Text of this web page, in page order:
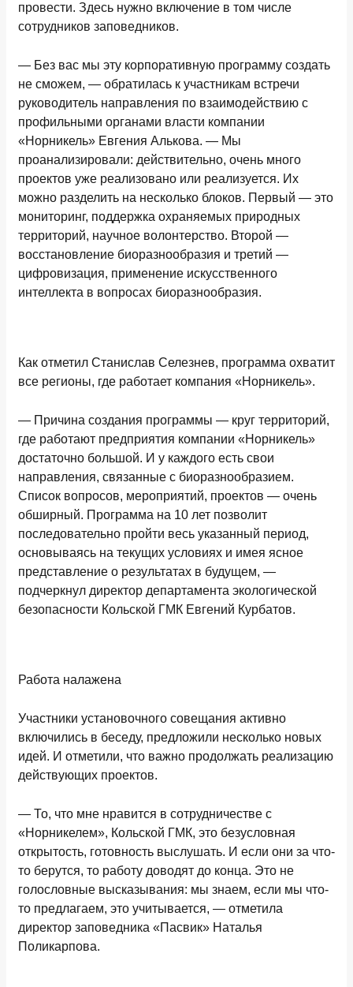
провести. Здесь нужно включение в том числе
сотрудников заповедников.
— Без вас мы эту корпоративную программу создать
не сможем, — обратилась к участникам встречи
руководитель направления по взаимодействию с
профильными органами власти компании
«Норникель» Евгения Алькова. — Мы
проанализировали: действительно, очень много
проектов уже реализовано или реализуется. Их
можно разделить на несколько блоков. Первый — это
мониторинг, поддержка охраняемых природных
территорий, научное волонтерство. Второй —
восстановление биоразнообразия и третий —
цифровизация, применение искусственного
интеллекта в вопросах биоразнообразия.
Как отметил Станислав Селезнев, программа охватит
все регионы, где работает компания «Норникель».
— Причина создания программы — круг территорий,
где работают предприятия компании «Норникель»
достаточно большой. И у каждого есть свои
направления, связанные с биоразнообразием.
Список вопросов, мероприятий, проектов — очень
обширный. Программа на 10 лет позволит
последовательно пройти весь указанный период,
основываясь на текущих условиях и имея ясное
представление о результатах в будущем, —
подчеркнул директор департамента экологической
безопасности Кольской ГМК Евгений Курбатов.
Работа налажена
Участники установочного совещания активно
включились в беседу, предложили несколько новых
идей. И отметили, что важно продолжать реализацию
действующих проектов.
— То, что мне нравится в сотрудничестве с
«Норникелем», Кольской ГМК, это безусловная
открытость, готовность выслушать. И если они за что-
то берутся, то работу доводят до конца. Это не
голословные высказывания: мы знаем, если мы что-
то предлагаем, это учитывается, — отметила
директор заповедника «Пасвик» Наталья
Поликарпова.